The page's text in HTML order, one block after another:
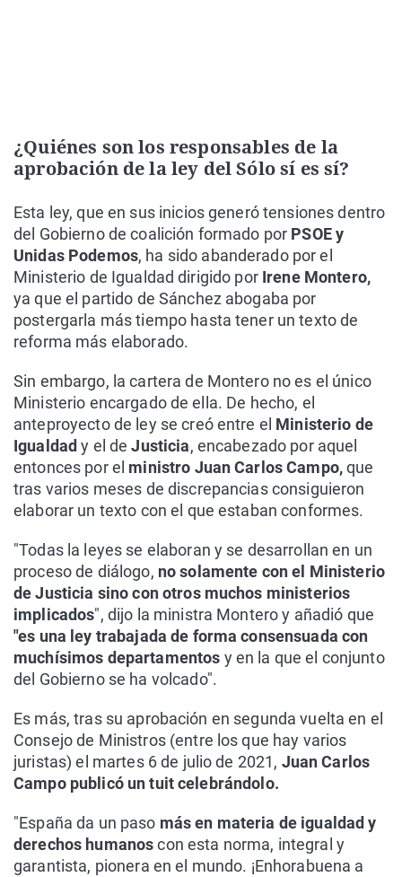
¿Quiénes son los responsables de la
aprobación de la ley del Sólo sí es sí?
Esta ley, que en sus inicios generó tensiones dentro
del Gobierno de coalición formado por PSOE y
Unidas Podemos, ha sido abanderado por el
Ministerio de Igualdad dirigido por Irene Montero,
ya que el partido de Sánchez abogaba por
postergarla más tiempo hasta tener un texto de
reforma más elaborado.
Sin embargo, la cartera de Montero no es el único
Ministerio encargado de ella. De hecho, el
anteproyecto de ley se creó entre el Ministerio de
Igualdady el deJusticia, encabezado por aquel
entonces por el ministro Juan Carlos Campo,que
tras varios meses de discrepancias consiguieron
elaborar un texto con el que estaban conformes.
"Todas la leyes se elaboran y se desarrollan en un
proceso de diálogo, no solamente con el Ministerio
de Justicia sino con otros muchos ministerios
implicados", dijo la ministra Montero y añadió que
"es una ley trabajada de forma consensuada con
muchísimos departamentos y en la que el conjunto
del Gobierno se ha volcado".
Es más, tras su aprobación en segunda vuelta en el
Consejo de Ministros (entre los que hay varios
juristas) el martes 6 de julio de 2021, Juan Carlos
Campo publicó un tuit celebrándolo.
"España da un paso más en materia de igualdad y
derechos humanoscon esta norma, integral y
garantista, pionera en el mundo. ¡Enhorabuena a